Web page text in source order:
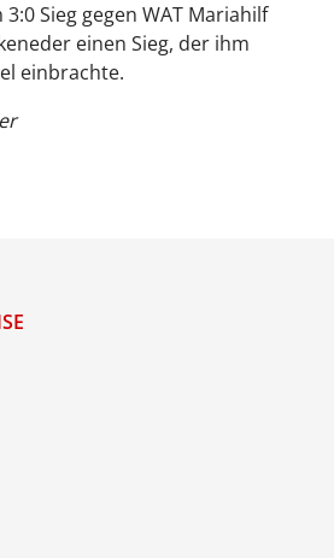
3:0 Sieg gegen WAT Mariahilf
einen Sieg, der ihm
einbrachte.